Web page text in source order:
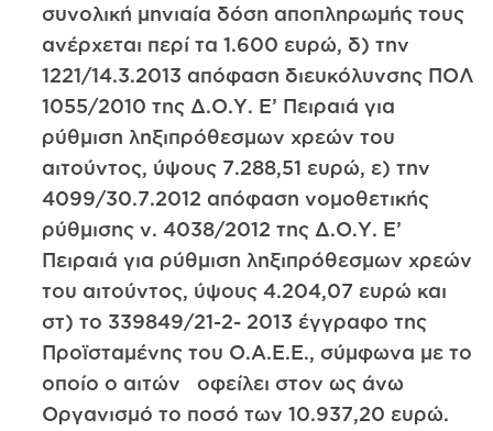
συνολική μηνιαία δόση αποπληρωμής τους
ανέρχεται περί τα 1.600 ευρώ, δ) την
1221/14.3.2013 απόφαση διευκόλυνσης ΠΟΛ
1055/2010 της Δ.Ο.Υ. Ε’ Πειραιά για
ρύθμιση ληξιπρόθεσμων χρεών του
αιτούντος, ύψους 7.288,51 ευρώ, ε) την
4099/30.7.2012 απόφαση νομοθετικής
ρύθμισης ν. 4038/2012 της Δ.Ο.Υ. Ε’
Πειραιά για ρύθμιση ληξιπρόθεσμων χρεών
του αιτούντος, ύψους 4.204,07 ευρώ και
στ) το 339849/21-2- 2013 έγγραφο της
Προϊσταμένης του Ο.Α.Ε.Ε., σύμφωνα με το
οποίο ο αιτών οφείλει στον ως άνω
Οργανισμό το ποσό των 10.937,20 ευρώ.